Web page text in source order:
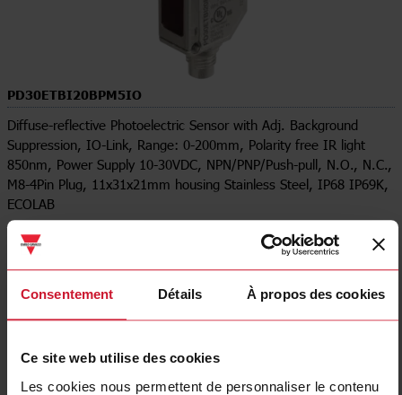
Consentement Détails À propos des cookies
Ce site web utilise des cookies
Les cookies nous permettent de personnaliser le contenu
Acheter
PD30ETBI20BPM5IO
Diffuse-reflective Photoelectric Sensor with Adj. Background
Suppression, IO-Link, Range: 0-200mm, Polarity free IR light
850nm, Power Supply 10-30VDC, NPN/PNP/Push-pull, N.O., N.C.,
M8-4Pin Plug, 11x31x21mm housing Stainless Steel, IP68 IP69K,
ECOLAB
Connection type
Housing type
Cuboid